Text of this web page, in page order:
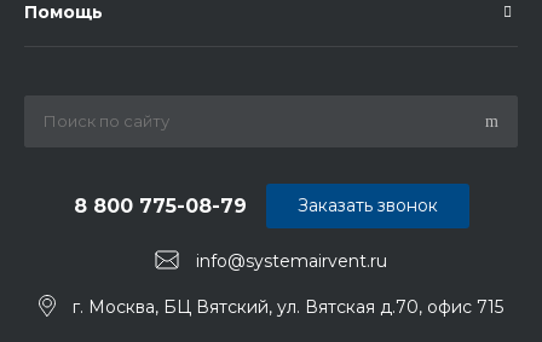
Помощь
info@systemairvent.ru
8 800 775-08-79
г. Москва, БЦ Вятский, ул. Вятская д.70, офис 715
Заказать звонок